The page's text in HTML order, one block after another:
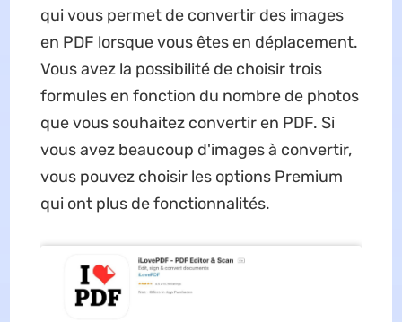
qui vous permet de convertir des images
en PDF lorsque vous êtes en déplacement.
Vous avez la possibilité de choisir trois
formules en fonction du nombre de photos
que vous souhaitez convertir en PDF. Si
vous avez beaucoup d'images à convertir,
vous pouvez choisir les options Premium
qui ont plus de fonctionnalités.